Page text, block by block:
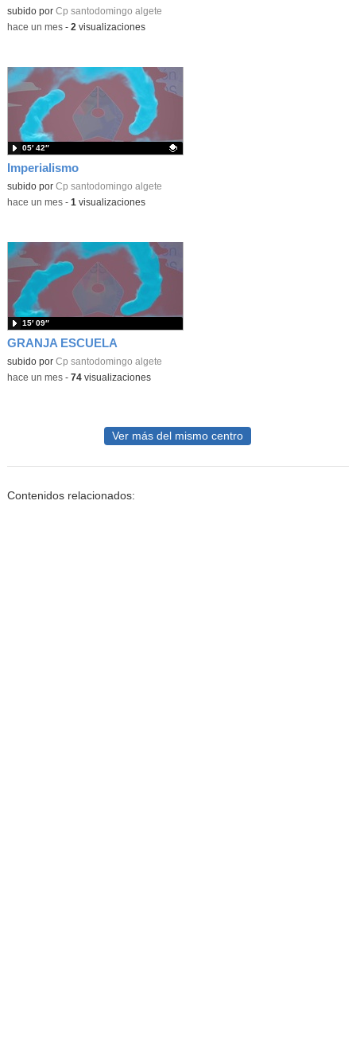
Contenido educativo.
subido por Cp santodomingo algete
-hace un mes- 2 visualizaciones
Imperialismo
Contenido educativo.
subido por Cp santodomingo algete
05′ 42″
-hace un mes- 1 visualizaciones
GRANJA ESCUELA
subido por Cp santodomingo algete
15′ 09″
-hace un mes- 74visualizaciones
Ver más del mismo centro
Contenidos relacionados: